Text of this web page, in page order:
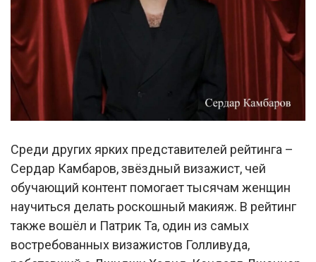
Среди других ярких представителей рейтинга –
Сердар Камбаров, звёздный визажист, чей
обучающий контент помогает тысячам женщин
научиться делать роскошный макияж. В рейтинг
также вошёл и Патрик Та, один из самых
востребованных визажистов Голливуда,